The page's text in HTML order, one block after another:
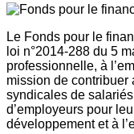
Le Fonds pour le
loi n°2014-288 du 5
professionnelle, à
mission de contribuer
syndicales de
d’employeurs pour
développement et à